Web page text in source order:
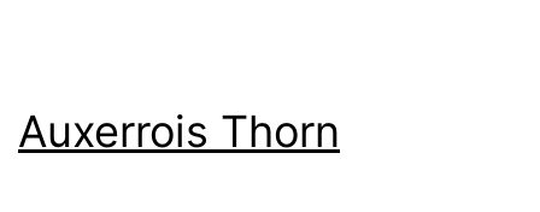
Auxerrois Thorn